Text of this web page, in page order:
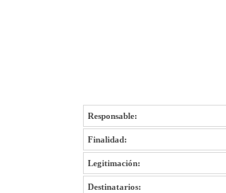
Responsable:
Finalidad:
Legitimación:
Destinatarios: